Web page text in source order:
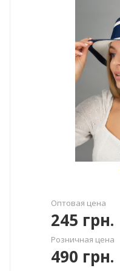
Оптовая цена
245 грн.
Розничная цена
490 грн.